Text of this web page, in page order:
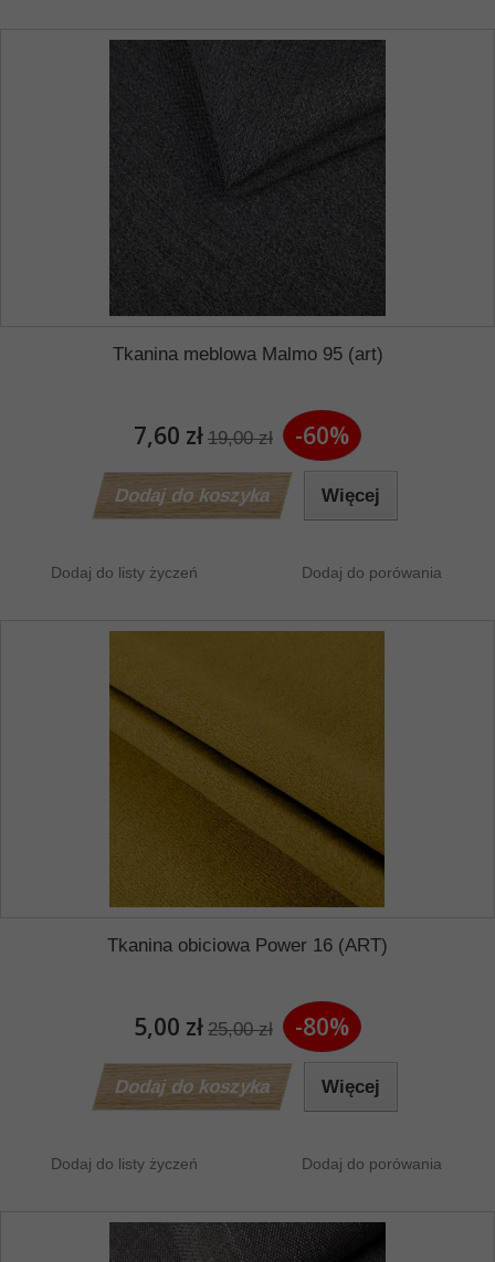
Tkanina meblowa Malmo 95 (art)
7,60 zł 19,00 zł -60%
Dodaj do koszyka Więcej
Dodaj do listy życzeń Dodaj do porówania
Tkanina obiciowa Power 16 (ART)
5,00 zł 25,00 zł -80%
Dodaj do koszyka Więcej
Dodaj do listy życzeń Dodaj do porówania